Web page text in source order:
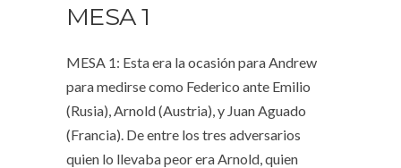
MESA 1
MESA 1: Esta era la ocasión para Andrew
para medirse como Federico ante Emilio
(Rusia), Arnold (Austria), y Juan Aguado
(Francia). De entre los tres adversarios
quien lo llevaba peor era Arnold, quien